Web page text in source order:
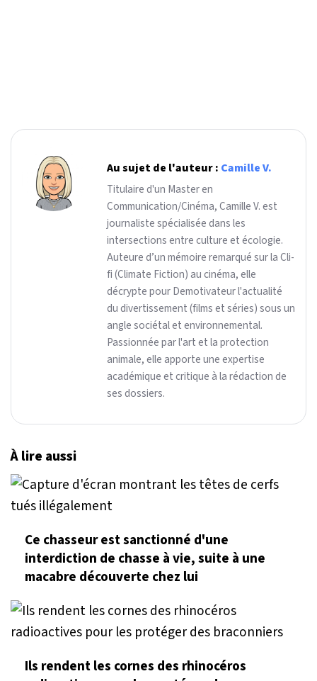
Au sujet de l'auteur : Camille V.
Titulaire d'un Master en
Communication/Cinéma, Camille V. est
journaliste spécialisée dans les
intersections entre culture et écologie.
Auteure d’un mémoire remarqué sur la Cli-
fi (Climate Fiction) au cinéma, elle
décrypte pour Demotivateur l'actualité
du divertissement (films et séries) sous un
angle sociétal et environnemental.
Passionnée par l'art et la protection
animale, elle apporte une expertise
académique et critique à la rédaction de
ses dossiers.
À lire aussi
Ce chasseur est sanctionné d'une
interdiction de chasse à vie, suite à une
macabre découverte chez lui
Ils rendent les cornes des rhinocéros